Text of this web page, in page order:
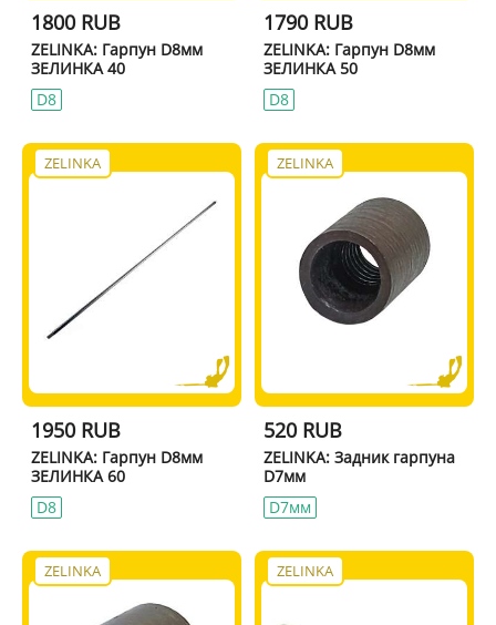
1800 RUB
ZELINKA: Гарпун D8мм
ЗЕЛИНКА 40
D8
1790 RUB
ZELINKA: Гарпун D8мм
ЗЕЛИНКА 50
D8
ZELINKA
1950 RUB
ZELINKA: Гарпун D8мм
ЗЕЛИНКА 60
D8
ZELINKA
520 RUB
ZELINKA: Задник гарпуна
D7мм
D7мм
ZELINKA ZELINKA